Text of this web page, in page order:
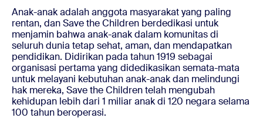
Anak-anak adalah anggota masyarakat yang paling
rentan, dan Save the Children berdedikasi untuk
menjamin bahwa anak-anak dalam komunitas di
seluruh dunia tetap sehat, aman, dan mendapatkan
pendidikan. Didirikan pada tahun 1919 sebagai
organisasi pertama yang didedikasikan semata-mata
untuk melayani kebutuhan anak-anak dan melindungi
hak mereka, Save the Children telah mengubah
kehidupan lebih dari 1 miliar anak di 120 negara selama
100 tahun beroperasi.